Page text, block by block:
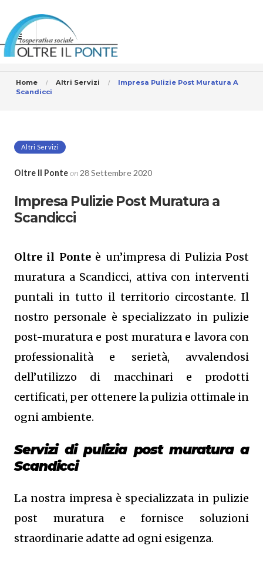
Home Altri Servizi
Impresa Pulizie Post Muratura A
Scandicci
Altri Servizi
Oltre Il Ponteon28 Settembre 2020
Impresa Pulizie Post Muratura a
Scandicci
Oltre il Ponteè un’impresa di Pulizia Post
muratura a Scandicci, attiva con interventi
puntali in tutto il territorio circostante. Il
nostro personale è specializzato in pulizie
post-muratura e post muratura e lavora con
professionalità e serietà, avvalendosi
dell’utilizzo di macchinari e prodotti
certificati, per ottenere la pulizia ottimale in
ogni ambiente.
Servizi di pulizia post muratura a
Scandicci
La nostra impresa è specializzata in pulizie
post muratura e fornisce soluzioni
straordinarie adatte ad ogni esigenza.